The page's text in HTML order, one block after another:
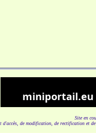
Site en
d'accès, de modification, de rectification et